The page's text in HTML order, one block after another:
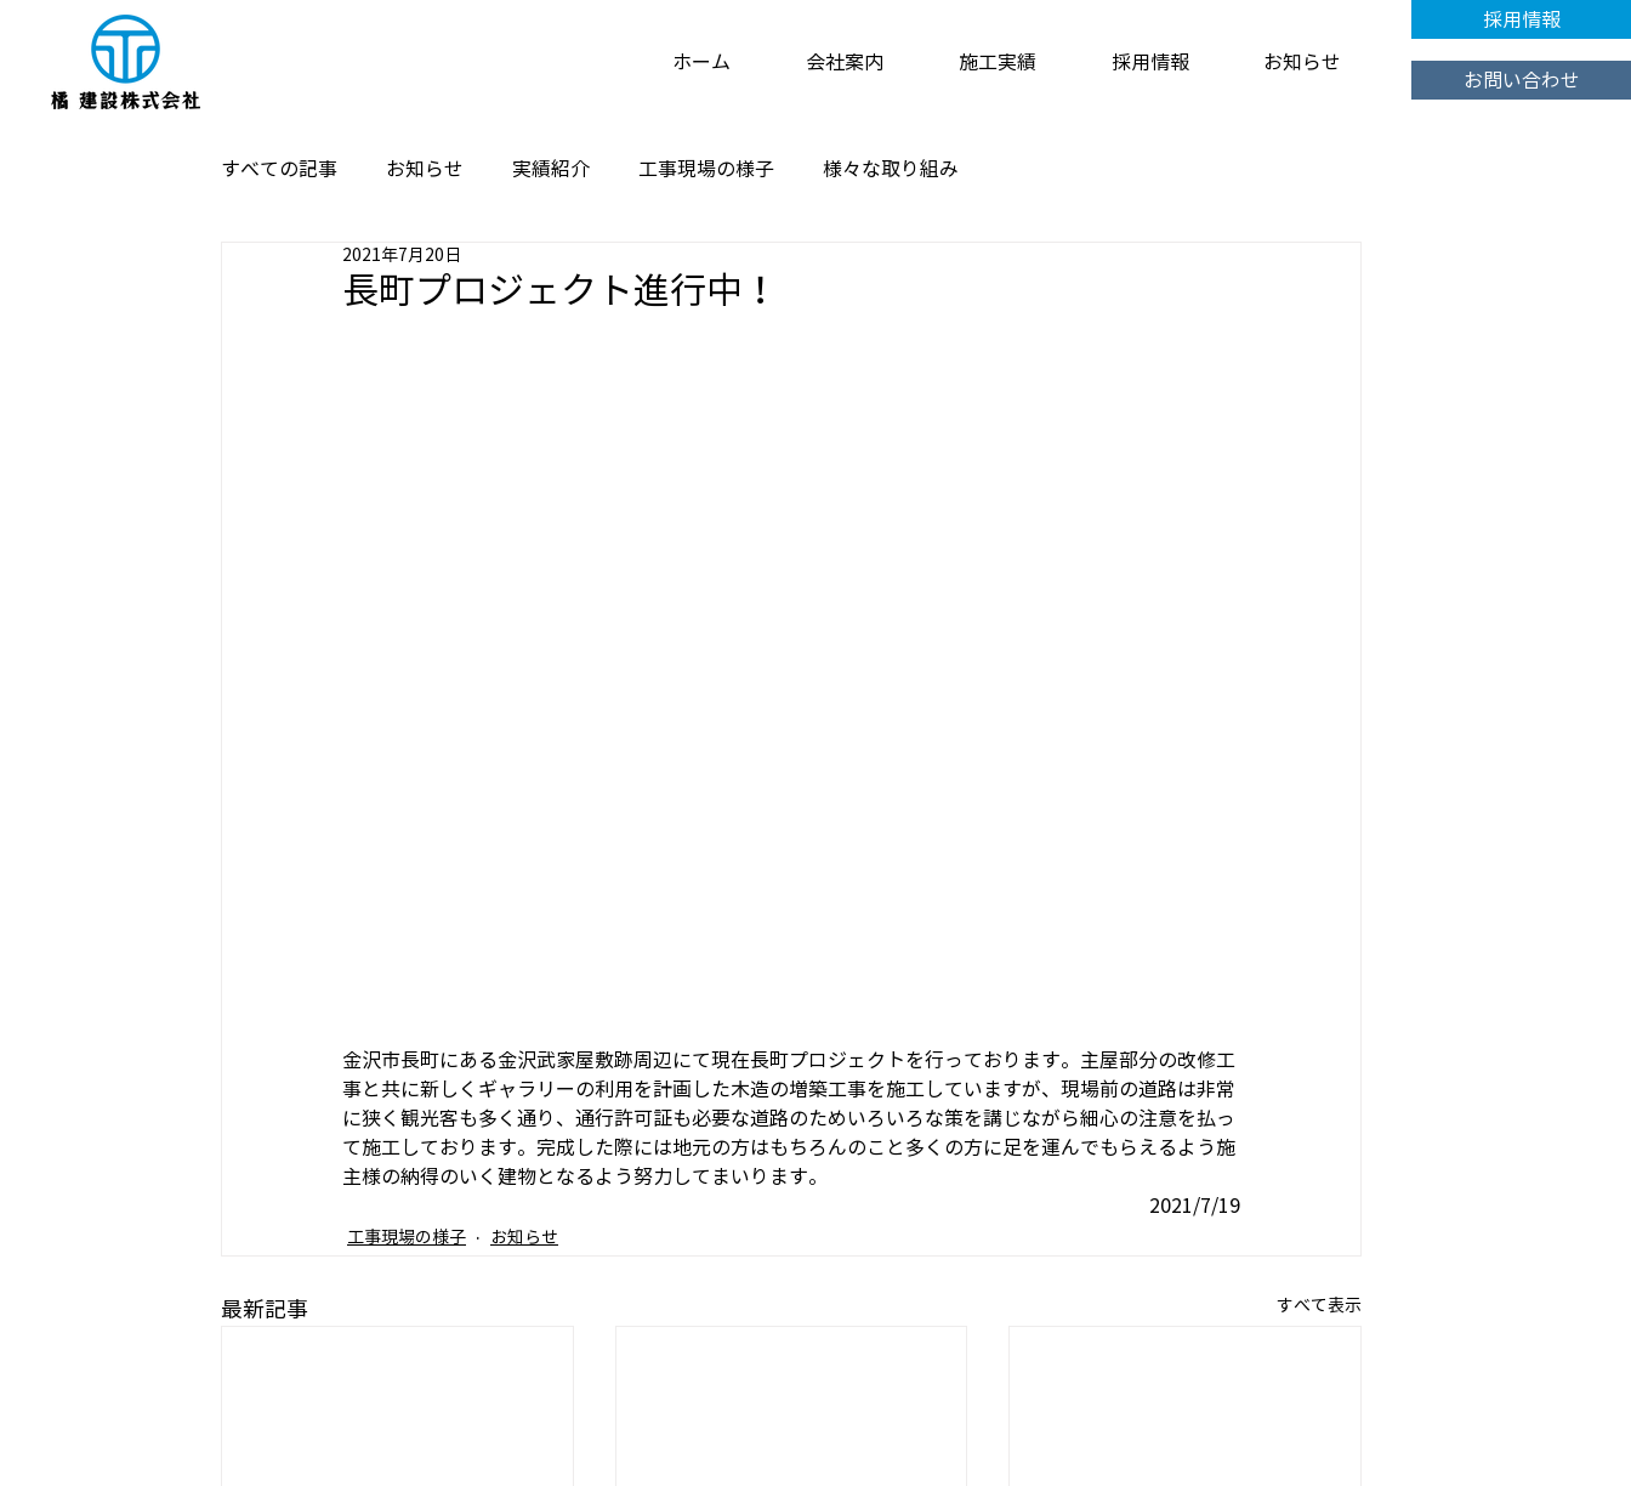
採用情報
お問い合わせ
ホーム 会社案内 施工実績 採用情報 お知らせ
すべての記事 お知らせ 実績紹介 工事現場の様子 様々な取り組み
長町プロジェクト進行中！
2021年7月20日
金沢市長町にある金沢武家屋敷跡周辺にて現在長町プロジェクトを行っております。主屋部分の改修工
事と共に新しくギャラリーの利用を計画した木造の増築工事を施工していますが、現場前の道路は非常
に狭く観光客も多く通り、通行許可証も必要な道路のためいろいろな策を講じながら細心の注意を払っ
て施工しております。完成した際には地元の方はもちろんのこと多くの方に足を運んでもらえるよう施
主様の納得のいく建物となるよう努力してまいります。
2021/7/19
工事現場の様子 お知らせ
最新記事 すべて表示